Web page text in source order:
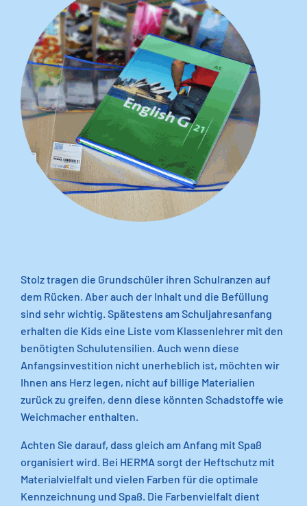
Stolz tragen die Grundschüler ihren Schulranzen auf
dem Rücken. Aber auch der Inhalt und die Befüllung
sind sehr wichtig. Spätestens am Schuljahresanfang
erhalten die Kids eine Liste vom Klassenlehrer mit den
benötigten Schulutensilien. Auch wenn diese
Anfangsinvestition nicht unerheblich ist, möchten wir
Ihnen ans Herz legen, nicht auf billige Materialien
zurück zu greifen, denn diese könnten Schadstoffe wie
Weichmacher enthalten.
Achten Sie darauf, dass gleich am Anfang mit Spaß
organisiert wird. Bei HERMA sorgt der Heftschutz mit
Materialvielfalt und vielen Farben für die optimale
Kennzeichnung und Spaß. Die Farbenvielfalt dient